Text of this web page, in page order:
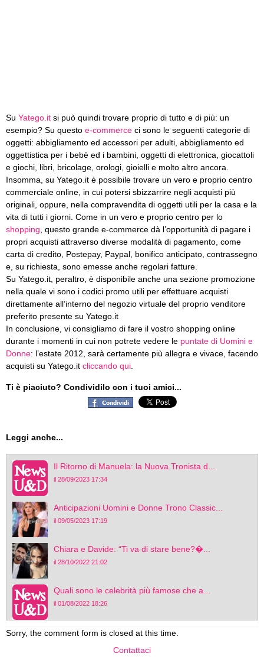
Su Yatego.it si può quindi trovare proprio di tutto e di più: un
esempio? Su questo e-commerce ci sono le seguenti categorie di
oggetti: abbigliamento ed accessori per adulti, abbigliamento ed
oggettistica per i bebè ed i bambini, oggetti di elettronica, giocattoli
e giochi, libri, bricolage, orologi, gioielli e molto altro ancora.
Insomma, su Yatego.it è possibile trovare un vero e proprio centro
commerciale online, in cui potersi sbizzarrire negli acquisti più
originali, oppure, nella compravendita di oggetti utili per la casa e la
vita di tutti i giorni. Come in un vero e proprio centro per lo
shopping , questo grande e-commerce dà l’opportunità di pagare i
propri acquisti attraverso diverse modalità di pagamento, come
carta di credito, Postepay, Paypal, bonifico anticipato, contrassegno
e, su richiesta, sono emesse anche regolari fatture.
Su Yatego.it, peraltro, è disponibile anche una sezione promozione
nella quale vi sono i codici promo utili per effettuare acquisti
direttamente all’interno del negozio virtuale del proprio venditore
preferito presente su Yatego.it
In conclusione, vi consigliamo di fare il vostro shopping online
durante i momenti in cui non potrete vedere le puntate di Uomini e
Donne: l’estate 2012, sarà certamente più allegra e vivace, facendo
acquisti su Yatego.it cliccando qui
Ti è piaciuto? Condividilo con i tuoi amici...
Leggi anche...
Il Ritorno di Manuela: la Nuova Tronista d...
il 28/09/2023 17:34
Anticipazioni Uomini e Donne Trono Classic...
il 09/05/2023 17:19
Chiara e Davide: “Ti va di stare bene?�...
il 28/10/2022 21:02
Quali sono le celebrità più famose che a...
il 01/08/2022 18:26
Sorry, the comment form is closed at this time.
Contattaci